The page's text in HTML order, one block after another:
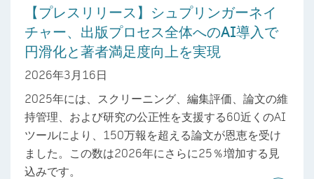
【プレスリリース】シュプリンガーネイ
チャー、出版プロセス全体へのAI導入で
円滑化と著者満足度向上を実現
2026年3月16日
2025年には、スクリーニング、編集評価、論文の維
持管理、および研究の公正性を支援する60近くのAI
ツールにより、150万報を超える論文が恩恵を受け
ました。この数は2026年にさらに25％増加する見
込みです。